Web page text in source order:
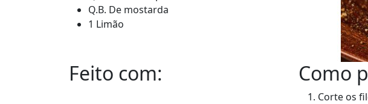
Q.B. De mostarda
1 Limão
Feito com: Como
Corte os